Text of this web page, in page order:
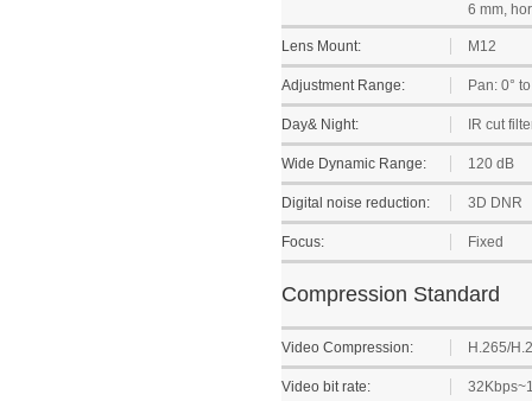
6 mm,
Lens Mount: M12
Adjustment Range: Pan: 0°
Day& Night: IR cut
Wide Dynamic Range: 120 dB
Digital noise reduction: 3D DNR
Focus: Fixed
Compression Standard
Video Compression: H.265/
Video bit rate: